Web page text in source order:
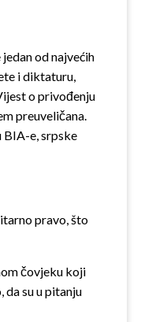
od najvećih
i diktaturu,
o privođenju
preuveličana.
BIA-e, srpske
pravo, što
čovjeku koji
su u pitanju